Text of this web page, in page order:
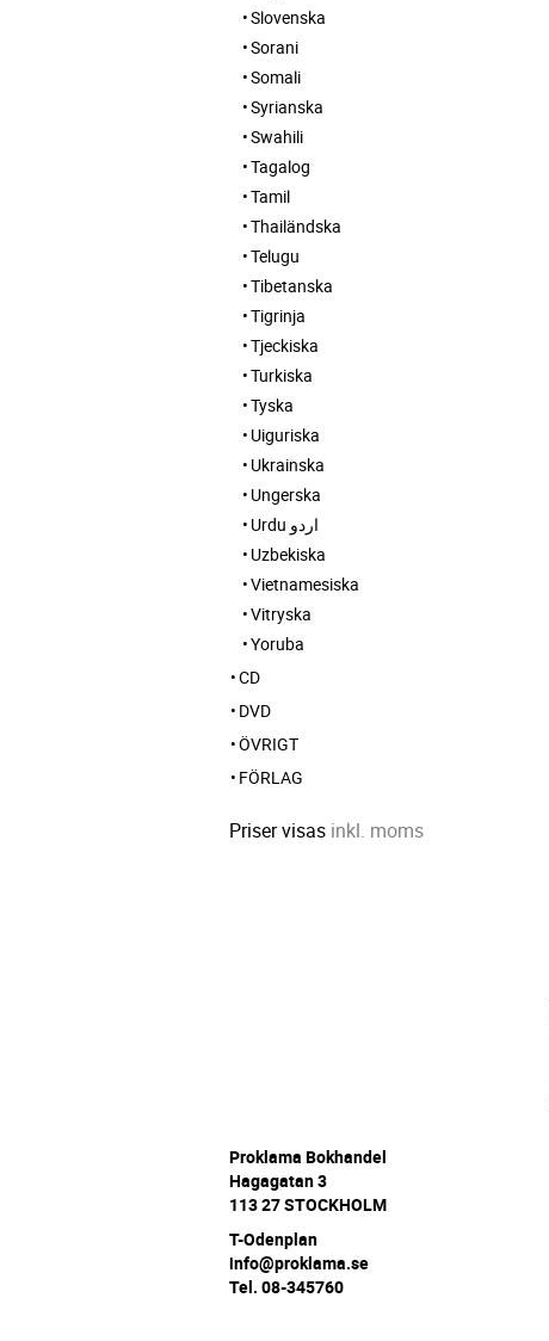
Slovenska
Sorani
Somali
Syrianska
Swahili
Tagalog
Tamil
Thailändska
Telugu
Tibetanska
Tigrinja
Tjeckiska
Turkiska
Tyska
Uiguriska
Ukrainska
Ungerska
Urdu اردو
Uzbekiska
Vietnamesiska
Vitryska
Yoruba
CD
DVD
ÖVRIGT
FÖRLAG
Priser visas inkl. moms
Proklama Bokhandel
Hagagatan 3
113 27 STOCKHOLM
T-Odenplan
info@proklama.se
Tel. 08-345760